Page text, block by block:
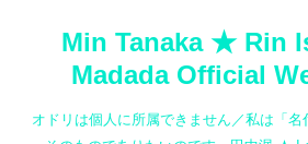
キ
ッ
Min Tanaka ★ Rin
Madada Official
オドリは個人に所属できません／私は「名